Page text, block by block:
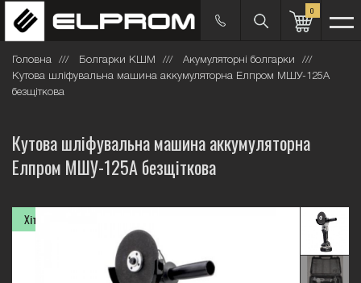
0
Головна Болгарки КШМ
Акумуляторні болгарки
Кутова шліфувальна машина аккумуляторна Елпром МШУ-125А
безщіткова
Кутова шліфувальна машина аккумуляторна
Елпром МШУ-125А безщіткова
Хіт продажів